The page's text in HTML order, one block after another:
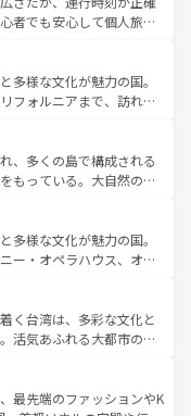
験も豊富。イギリスを旅
者でも安心して個人旅行
スならではのユニークな
でなく町歩きも満喫する
ため物価も高いが、旅行
できる。 なお、新
を参照してほしい。
多様な文化が魅力の国。
フォルニアまで、訪れる
ッピング、エンターテイ
ットだ。一方、アメリカ
ドキャニオンやイエロー
と美食が融合した独特の
各地域で異なる魅力を楽
歴史を感じることができ
リカ
ほしい。
、多くの島で構成される
もっている。大自然の神
の観光地といえばオアフ
マウイ島やカウアイ島が
輝く海をはじめ、豊かな
を迎えてくれるハワイの
ハワイアンミュージッ
べてがハワイの魅力を彩
い。
多様な文化が魅力の国。
ー・オペラハウス、オー
るウルル（エアーズロッ
やケアンズの熱帯雨林な
カフェやワイン、オージ
おり、サーフィンやダイ
ドア好きにはたまらな
く台湾は、多彩な文化と
活気あふれる大都市の台
湾東部など、都市の喧騒
訪れる人に新しい発見と
最先端のファッションやK